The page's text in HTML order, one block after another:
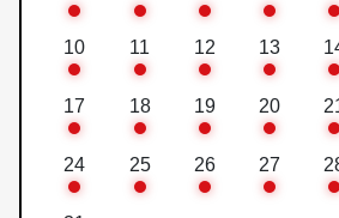
10 11 12 13
17 18 19 20
24 25 26 27